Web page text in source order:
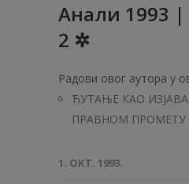
Анaли 1993
2 ✲
Радови овог аутора у
ЋУТАЊЕ КАО
ПРАВНОМ ПРОМЕТУ
1. ОКТ. 1993.